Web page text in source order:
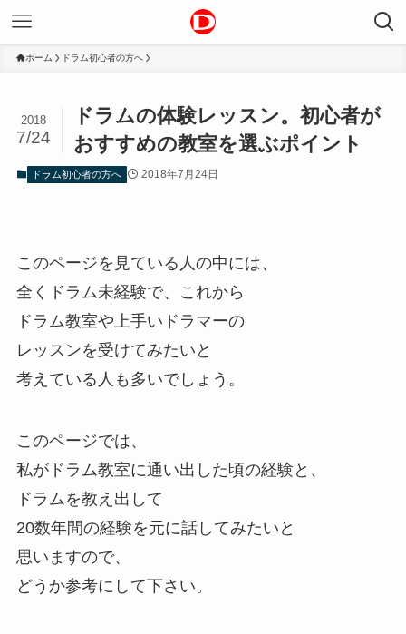
ホーム ドラム初心者の方へ
ドラムの体験レッスン。初心者が
おすすめの教室を選ぶポイント
2018
7/24
ドラム初心者の方へ 2018年7月24日
このページを見ている人の中には、
全くドラム未経験で、これから
ドラム教室や上手いドラマーの
レッスンを受けてみたいと
考えている人も多いでしょう。
このページでは、
私がドラム教室に通い出した頃の経験と、
ドラムを教え出して
20数年間の経験を元に話してみたいと
思いますので、
どうか参考にして下さい。